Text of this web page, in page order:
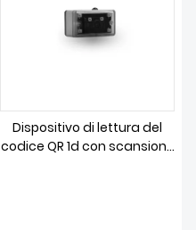
Dispositivo di lettura del
codice QR 1d con scansione